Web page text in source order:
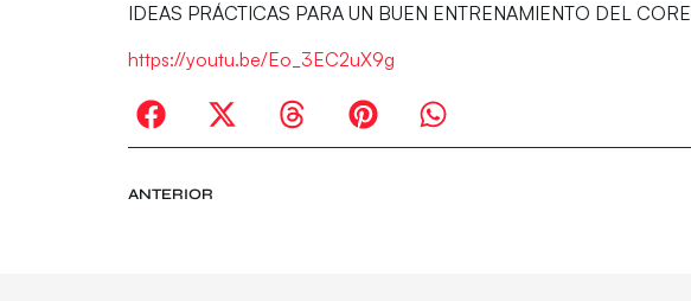
IDEAS PRÁCTICAS PARA UN BUEN ENTRENAMIENTO DEL CORE
https://youtu.be/Eo_3EC2uX9g
ANTERIOR